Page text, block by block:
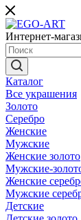
Интернет-
Каталог
Все украшения
Золото
Серебро
Женские
Мужские
Женские золото
Мужские-
Женские
Мужские
Детские